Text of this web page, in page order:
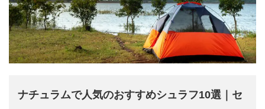
ナチュラムで人気のおすすめシュラフ10選｜セ